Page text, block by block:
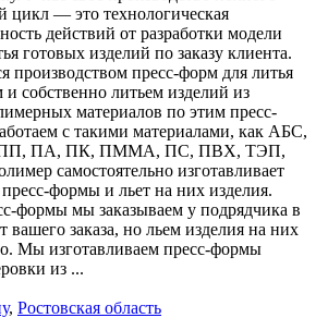
цикл — это технологическая
действий от разработки модели
готовых изделий по заказу клиента.
производством пресс-форм для литья
и собственно литьем изделий из
материалов по этим пресс-
с такими материалами, как АБС,
ПА, ПК, ПММА, ПС, ПВХ, ТЭП,
самостоятельно изготавливает
формы и льет на них изделия.
формы мы заказываем у подрядчика в
вашего заказа, но льем изделия на них
Мы изготавливаем пресс-формы
из ...
, Ростовская область